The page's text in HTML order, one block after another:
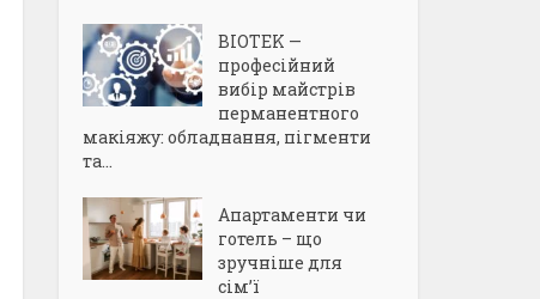
BIOTEK —
професійний
вибір майстрів
перманентного
макіяжу: обладнання, пігменти
та...
Апартаменти чи
готель – що
зручніше для
сім’ї